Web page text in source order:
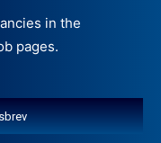
in the
pages.